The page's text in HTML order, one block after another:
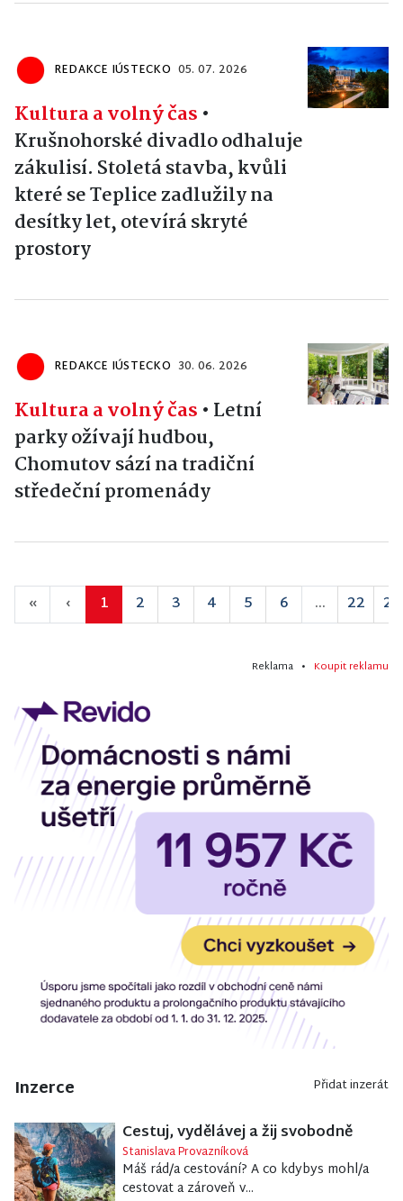
REDAKCE IÚSTECKO 05. 07. 2026
Kultura a volný čas •
Krušnohorské divadlo odhaluje
zákulisí. Stoletá stavba, kvůli
které se Teplice zadlužily na
desítky let, otevírá skryté
prostory
REDAKCE IÚSTECKO 30. 06. 2026
Kultura a volný čas • Letní
parky ožívají hudbou,
Chomutov sází na tradiční
středeční promenády
« ‹ 1 2 3 4 5 6 ... 22 23
Reklama • Koupit reklamu
Inzerce Přidat inzerát
Cestuj, vydělávej a žij svobodně
Stanislava Provazníková
Máš rád/a cestování? A co kdybys mohl/a
cestovat a zároveň v...